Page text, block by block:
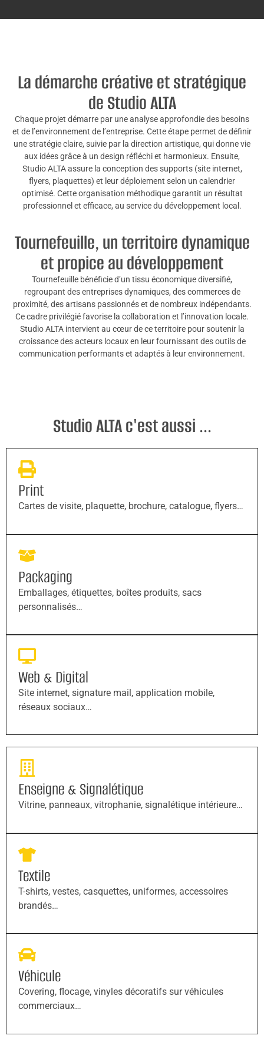
La démarche créative et stratégique
de Studio ALTA
Chaque projet démarre par une analyse approfondie des besoins
et de l’environnement de l’entreprise. Cette étape permet de définir
une stratégie claire, suivie par la direction artistique, qui donne vie
aux idées grâce à un design réfléchi et harmonieux. Ensuite,
Studio ALTA assure la conception des supports (site internet,
flyers, plaquettes) et leur déploiement selon un calendrier
optimisé. Cette organisation méthodique garantit un résultat
professionnel et efficace, au service du développement local.
Tournefeuille, un territoire dynamique
et propice au développement
Tournefeuille bénéficie d’un tissu économique diversifié,
regroupant des entreprises dynamiques, des commerces de
proximité, des artisans passionnés et de nombreux indépendants.
Ce cadre privilégié favorise la collaboration et l’innovation locale.
Studio ALTA intervient au cœur de ce territoire pour soutenir la
croissance des acteurs locaux en leur fournissant des outils de
communication performants et adaptés à leur environnement.
Studio ALTA c'est aussi ...
Print
Cartes de visite, plaquette, brochure, catalogue, flyers…
Packaging
Emballages, étiquettes, boîtes produits, sacs
personnalisés…
Web & Digital
Site internet, signature mail, application mobile,
réseaux sociaux…
Enseigne & Signalétique
Vitrine, panneaux, vitrophanie, signalétique intérieure…
Textile
T-shirts, vestes, casquettes, uniformes, accessoires
brandés…
Véhicule
Covering, flocage, vinyles décoratifs sur véhicules
commerciaux…